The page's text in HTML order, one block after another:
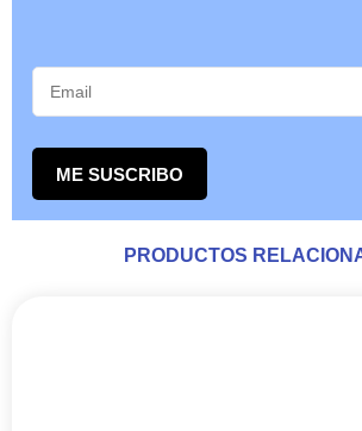
ME SUSCRIBO
PRODUCTOS